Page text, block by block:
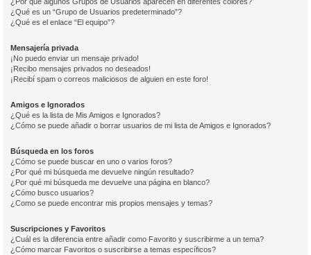
¿Qué es un “Grupo de Usuarios predeterminado”?
¿Qué es el enlace “El equipo”?
Mensajería privada
¡No puedo enviar un mensaje privado!
¡Recibo mensajes privados no deseados!
¡Recibí spam o correos maliciosos de alguien en este foro!
Amigos e Ignorados
¿Qué es la lista de Mis Amigos e Ignorados?
¿Cómo se puede añadir o borrar usuarios de mi lista de Amigos e Ignorados?
Búsqueda en los foros
¿Cómo se puede buscar en uno o varios foros?
¿Por qué mi búsqueda me devuelve ningún resultado?
¿Por qué mi búsqueda me devuelve una página en blanco?
¿Cómo busco usuarios?
¿Como se puede encontrar mis propios mensajes y temas?
Suscripciones y Favoritos
¿Cuál es la diferencia entre añadir como Favorito y suscribirme a un tema?
¿Cómo marcar Favoritos o suscribirse a temas específicos?